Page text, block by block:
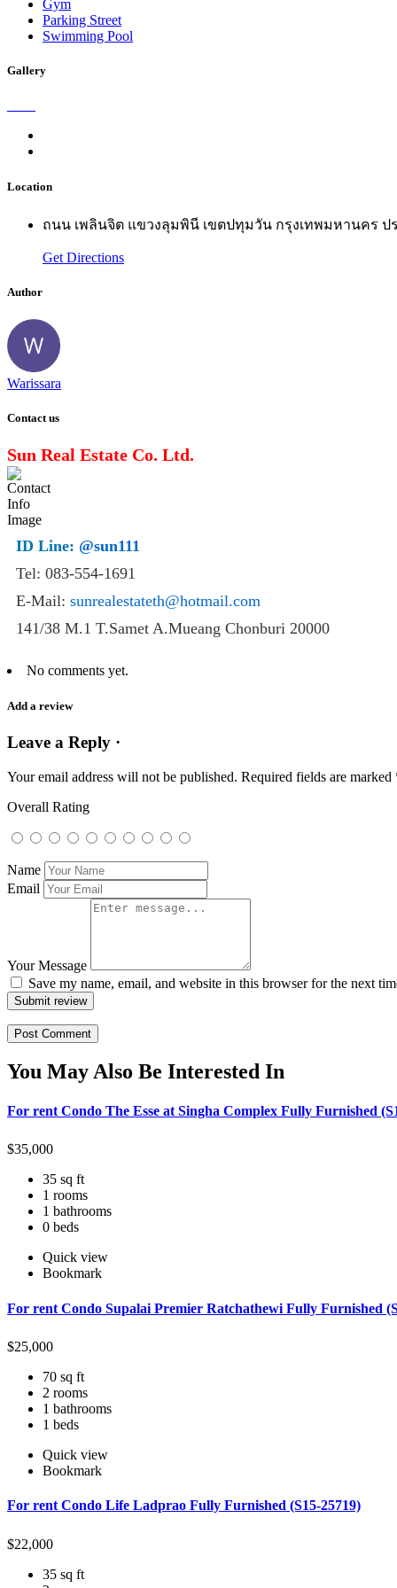
Gym
Parking Street
Swimming Pool
Gallery
Location
ถนน เพลินจิต แขวงลุมพินี เขตปทุมวัน กรุงเทพมหานคร ป
Get Directions
Author
Warissara
Contact us
Sun Real Estate Co. Ltd.
ID Line: @sun111
Tel: 083-554-1691
E-Mail: sunrealestateth@hotmail.com
141/38 M.1 T.Samet A.Mueang Chonburi 20000
No comments yet.
Add a review
Leave a Reply ·
Your email address will not be published. Required fields are marked
Overall Rating
Name
Email
Your Message
Save my name, email, and website in this browser for the next
Submit review
You May Also Be Interested In
For rent Condo The Esse at Singha Complex Fully Furnished
$35,000
35 sq ft
1 rooms
1 bathrooms
0 beds
Quick view
Bookmark
For rent Condo Supalai Premier Ratchathewi Fully Furnished
$25,000
70 sq ft
2 rooms
1 bathrooms
1 beds
Quick view
Bookmark
For rent Condo Life Ladprao Fully Furnished (S15-25719)
$22,000
35 sq ft